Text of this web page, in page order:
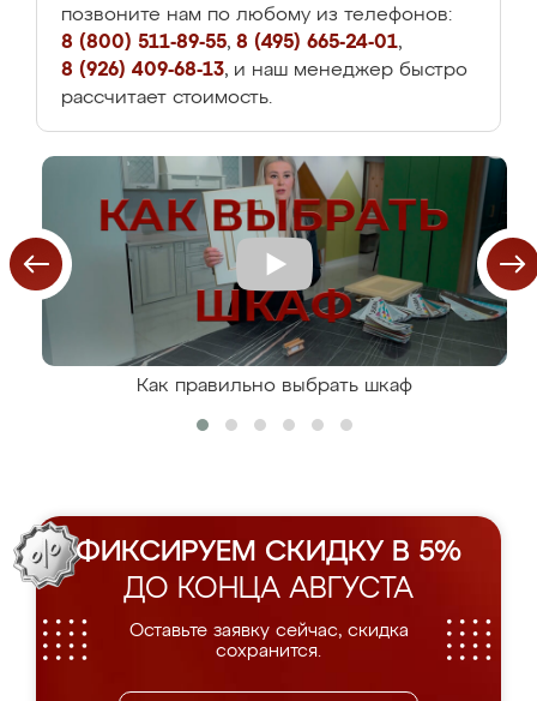
позвоните нам по любому из телефонов:
8 (800) 511-89-55, 8 (495) 665-24-01,
8 (926) 409-68-13, и наш менеджер быстро
рассчитает стоимость.
Как правильно выбрать шкаф
ФИКСИРУЕМ СКИДКУ В 5%
ДО КОНЦА АВГУСТА
Оставьте заявку сейчас, скидка
сохранится.